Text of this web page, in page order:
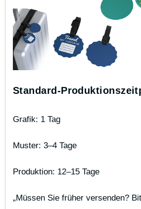
Standard-
Grafik: 1 Tag
Muster: 3–4 Tage
Produktion: 12–15 Tage
„Müssen Sie früher versenden?